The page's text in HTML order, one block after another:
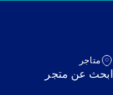
متاجر
ابحث عن متجر